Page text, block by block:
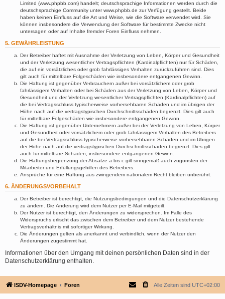
Limited (www.phpbb.com) handelt; deutschsprachige Informationen werden durch die
deutschsprachige Community unter www.phpbb.de zur Verfügung gestellt. Beide
haben keinen Einfluss auf die Art und Weise, wie die Software verwendet wird. Sie
können insbesondere die Verwendung der Software für bestimmte Zwecke nicht
untersagen oder auf Inhalte fremder Foren Einfluss nehmen.
5. GEWÄHRLEISTUNG
Der Betreiber haftet mit Ausnahme der Verletzung von Leben, Körper und Gesundheit
und der Verletzung wesentlicher Vertragspflichten (Kardinalpflichten) nur für Schäden,
die auf ein vorsätzliches oder grob fahrlässiges Verhalten zurückzuführen sind. Dies
gilt auch für mittelbare Folgeschäden wie insbesondere entgangenen Gewinn.
Die Haftung ist gegenüber Verbrauchern außer bei vorsätzlichem oder grob
fahrlässigem Verhalten oder bei Schäden aus der Verletzung von Leben, Körper und
Gesundheit und der Verletzung wesentlicher Vertragspflichten (Kardinalpflichten) auf
die bei Vertragsschluss typischerweise vorhersehbaren Schäden und im übrigen der
Höhe nach auf die vertragstypischen Durchschnittsschäden begrenzt. Dies gilt auch
für mittelbare Folgeschäden wie insbesondere entgangenen Gewinn.
Die Haftung ist gegenüber Unternehmern außer bei der Verletzung von Leben, Körper
und Gesundheit oder vorsätzlichem oder grob fahrlässigem Verhalten des Betreibers
auf die bei Vertragsschluss typischerweise vorhersehbaren Schäden und im Übrigen
der Höhe nach auf die vertragstypischen Durchschnittsschäden begrenzt. Dies gilt
auch für mittelbare Schäden, insbesondere entgangenen Gewinn.
Die Haftungsbegrenzung der Absätze a bis c gilt sinngemäß auch zugunsten der
Mitarbeiter und Erfüllungsgehilfen des Betreibers.
Ansprüche für eine Haftung aus zwingendem nationalem Recht bleiben unberührt.
6. ÄNDERUNGSVORBEHALT
Der Betreiber ist berechtigt, die Nutzungsbedingungen und die Datenschutzerklärung
zu ändern. Die Änderung wird dem Nutzer per E-Mail mitgeteilt.
Der Nutzer ist berechtigt, den Änderungen zu widersprechen. Im Falle des
Widerspruchs erlischt das zwischen dem Betreiber und dem Nutzer bestehende
Vertragsverhältnis mit sofortiger Wirkung.
Die Änderungen gelten als anerkannt und verbindlich, wenn der Nutzer den
Änderungen zugestimmt hat.
Informationen über den Umgang mit deinen persönlichen Daten sind in der
Datenschutzerklärung enthalten.
ISDV-Homepage Foren Alle Zeiten sind UTC+02:00